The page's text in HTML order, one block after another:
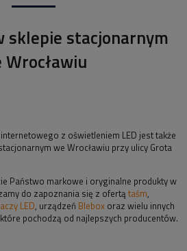
sklepie stacjonarnym
Wrocławiu
z oświetleniem LED jest także
we Wrocławiu przy ulicy Grota
Państwo markowe i oryginalne produkty w
do zapoznania się z ofertą taśm,
LED, urządzeń Blebox oraz wielu innych
pochodzą od najlepszych producentów.